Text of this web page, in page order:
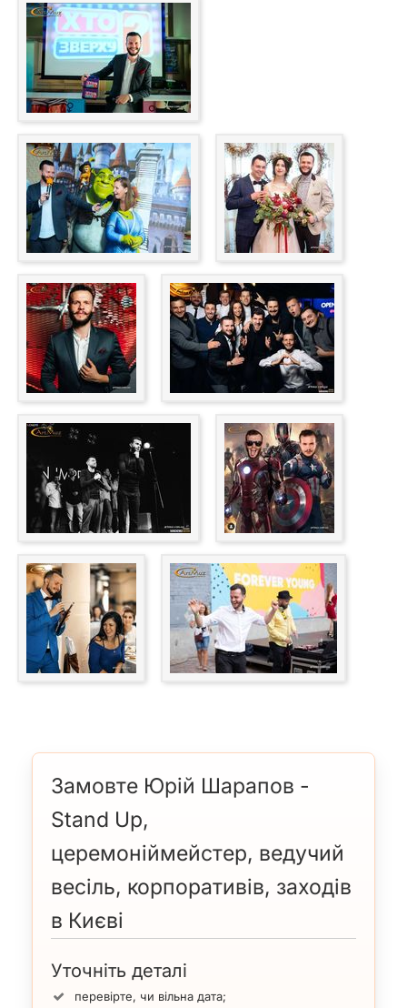
Замовте Юрій Шарапов -
Stand Up,
церемоніймейстер, ведучий
весіль, корпоративів, заходів
в Києві
Уточніть деталі
перевірте, чи вільна дата;